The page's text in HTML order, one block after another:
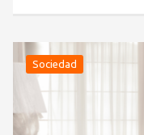
Sociedad